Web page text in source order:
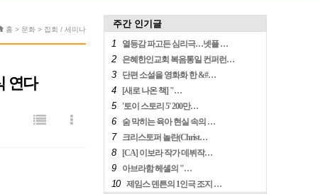
홈 > 문화 > 집회 / 세미나
연다
주간 인기글
1
열등감 파고든 심리극…넷플 …
2 은혜한인교회 복음통일 컨퍼런…
3 단편 소설을 영화화 한 &#…
4 [새로 나온 책] "…
5 '토이 스토리 5' 200만…
6 숨 막히는 육아 현실 속의 …
7 크리스토퍼 놀란(Christ…
8 [CA] 이보라 작가 데뷔작…
9 아브라함 헤셸의 "…
10 제임스 덴튼의 1인극 조지 …